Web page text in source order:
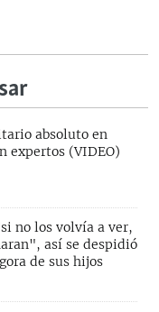
absoluto en
expertos (VIDEO)
no los volvía a ver,
así se despidió
de sus hijos